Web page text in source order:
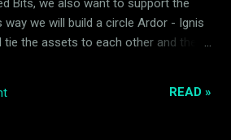
и в туитър .
we will build a circle Ardor - Ignis
the assets to each other and they
be the price of the asset relative to
READ »